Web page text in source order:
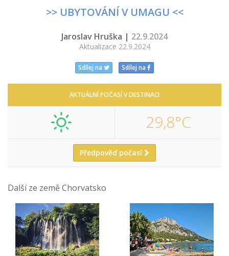
>> UBYTOVÁNÍ V UMAGU <<
Jaroslav Hruška | 22.9.2024
Aktualizace 22.9.2024
Sdílej na Sdílej na
AKTUÁLNÍ POČASÍ V DESTINACI
29,8°C
Předpověď počasí
Další ze země Chorvatsko